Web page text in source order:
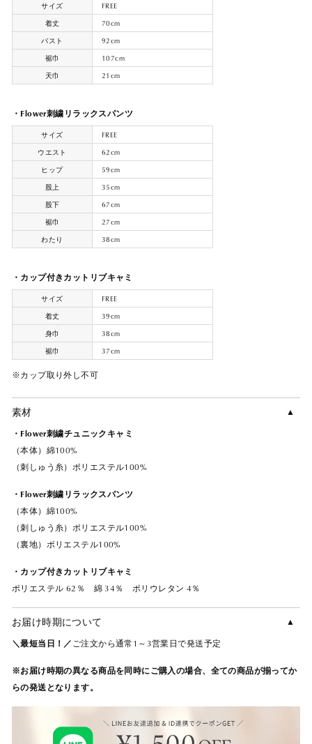
サイズ
FREE
着丈
70cm
バスト
92cm
裾巾
107cm
天巾
21cm
・Flower刺繍リラックスパンツ
サイズ
FREE
ウエスト
62cm
ヒップ
59cm
股上
35cm
股下
67cm
裾巾
27cm
わたり
38cm
・カップ付きカットリブキャミ
サイズ
FREE
着丈
39cm
身巾
38cm
裾巾
37cm
※カップ取り外し不可
素材
・Flower刺繍チュニックキャミ
（本体）綿100%
（刺しゅう糸）ポリエステル100%
・Flower刺繍リラックスパンツ
（本体）綿100%
（刺しゅう糸）ポリエステル100%
（裏地）ポリエステル100%
・カップ付きカットリブキャミ
ポリエステル 62％ 綿 34％ ポリウレタン 4％
お届け時期について
＼最短当日！／ご注文から通常1～3営業日で発送予定
※お届け時期の異なる商品を同時にご購入の場合、全ての商品が揃ってか
らの発送となります。